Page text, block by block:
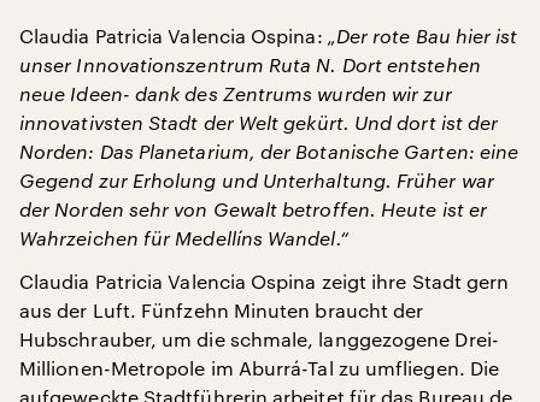
Claudia Patricia Valencia Ospina: „Der rote Bau hier ist
unser Innovationszentrum Ruta N. Dort entstehen
neue Ideen- dank des Zentrums wurden wir zur
innovativsten Stadt der Welt gekürt. Und dort ist der
Norden: Das Planetarium, der Botanische Garten: eine
Gegend zur Erholung und Unterhaltung. Früher war
der Norden sehr von Gewalt betroffen. Heute ist er
Wahrzeichen für Medellíns Wandel.“
Claudia Patricia Valencia Ospina zeigt ihre Stadt gern
aus der Luft. Fünfzehn Minuten braucht der
Hubschrauber, um die schmale, langgezogene Drei-
Millionen-Metropole im Aburrá-Tal zu umfliegen. Die
aufgeweckte Stadtführerin arbeitet für das Bureau de